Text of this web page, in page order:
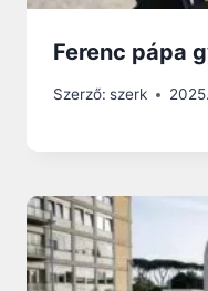
Ferenc pápa
Szerző: szerk